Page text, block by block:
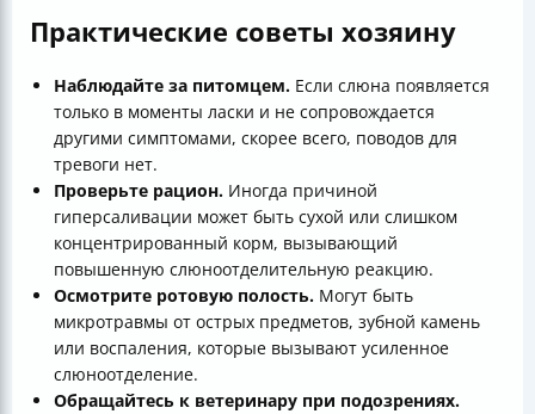
Практические советы хозяину
Наблюдайте за питомцем. Если слюна появляется
только в моменты ласки и не сопровождается
другими симптомами, скорее всего, поводов для
тревоги нет.
Проверьте рацион. Иногда причиной
гиперсаливации может быть сухой или слишком
концентрированный корм, вызывающий
повышенную слюноотделительную реакцию.
Осмотрите ротовую полость. Могут быть
микротравмы от острых предметов, зубной камень
или воспаления, которые вызывают усиленное
слюноотделение.
Обращайтесь к ветеринару при подозрениях.